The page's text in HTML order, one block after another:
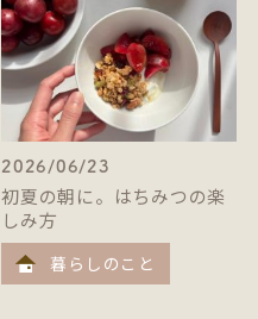
2026/06/23
初夏の朝に。はちみつの楽
しみ方
暮らしのこと